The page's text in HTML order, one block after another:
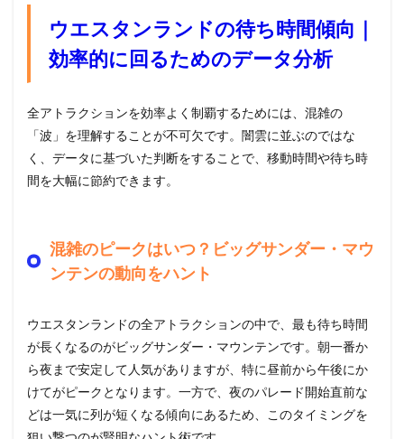
ウエスタンランドの待ち時間傾向｜
効率的に回るためのデータ分析
全アトラクションを効率よく制覇するためには、混雑の
「波」を理解することが不可欠です。闇雲に並ぶのではな
く、データに基づいた判断をすることで、移動時間や待ち時
間を大幅に節約できます。
混雑のピークはいつ？ビッグサンダー・マウ
ンテンの動向をハント
ウエスタンランドの全アトラクションの中で、最も待ち時間
が長くなるのがビッグサンダー・マウンテンです。朝一番か
ら夜まで安定して人気がありますが、特に昼前から午後にか
けてがピークとなります。一方で、夜のパレード開始直前な
どは一気に列が短くなる傾向にあるため、このタイミングを